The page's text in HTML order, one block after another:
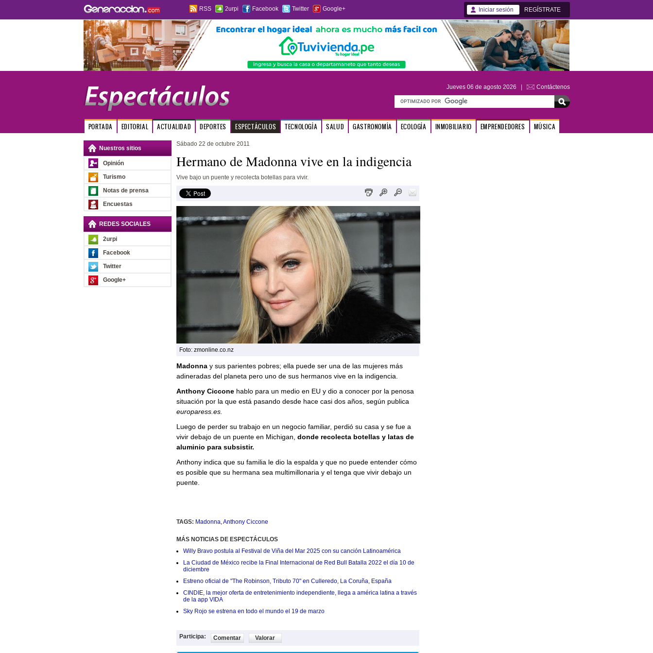
RSS 2urpi Facebook Twitter Google+ Iniciar sesión REGÍSTRATE
Jueves 06 de agosto 2026 | Contáctenos
PORTADA EDITORIAL ACTUALIDAD DEPORTES ESPECTÁCULOS TECNOLOGÍA SALUD GASTRONOMÍA ECOLOGÍA INMOBILIARIO EMPRENDEDORES MÚSICA
Nuestros sitios
Opinión
Turismo
Notas de prensa
Encuestas
REDES SOCIALES
2urpi
Facebook
Twitter
Google+
Sábado 22 de octubre 2011
Hermano de Madonna vive en la indigencia
Vive bajo un puente y recolecta botellas para vivir.
Foto: zmonline.co.nz
Madonnay sus parientes pobres; ella puede ser una de las mujeres más
adineradas del planeta pero uno de sus hermanos vive en la indigencia.
Anthony Cicconehablo para un medio en EU y dio a conocer por la penosa
situación por la que está pasando desde hace casi dos años, según publica
europaress.es.
Luego de perder su trabajo en un negocio familiar, perdió su casa y se fue a
vivir debajo de un puente en Michigan, donde recolecta botellas y latas de
aluminio para subsistir.
Anthony indica que su familia le dio la espalda y que no puede entender cómo
es posible que su hermana sea multimillonaria y el tenga que vivir debajo un
puente.
TAGS: Madonna,Anthony Ciccone
MÁS NOTICIAS DE ESPECTÁCULOS
Willy Bravo postula al Festival de Viña del Mar 2025 con su canción Latinoamérica
La Ciudad de México recibe la Final Internacional de Red Bull Batalla 2022 el día 10 de
diciembre
Estreno oficial de "The Robinson, Tributo 70" en Culleredo, La Coruña, España
CINDIE, la mejor oferta de entretenimiento independiente, llega a américa latina a través
de la app VIDA
Sky Rojo se estrena en todo el mundo el 19 de marzo
Participa: Comentar Valorar